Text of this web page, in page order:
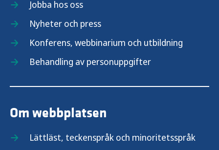
Jobba hos oss
Nyheter och press
Konferens, webbinarium och utbildning
Behandling av personuppgifter
Om webbplatsen
Lättläst, teckenspråk och minoritetsspråk